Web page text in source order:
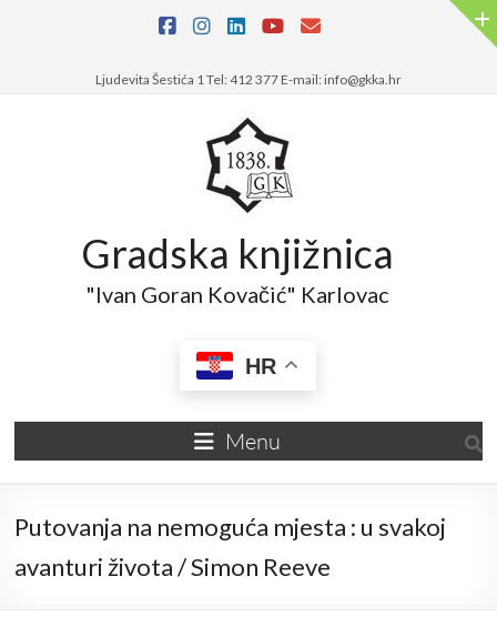
Ljudevita Šestića 1 Tel: 412 377 E-mail: info@gkka.hr
Gradska knjižnica
"Ivan Goran Kovačić" Karlovac
HR
Menu
Putovanja na nemoguća mjesta : u svakoj
avanturi života / Simon Reeve